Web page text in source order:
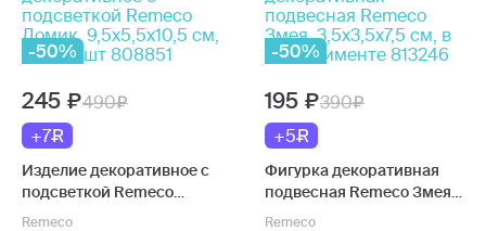
-50%
245
490
+7
Изделие декоративное с
подсветкой Remeco
Домик, 9,5х5,5х10,5 см,
Remeco
-50%
195
390
+5
Фигурка декоративная
подвесная Remeco Змея,
3,5х3,5х7,5 см, в
Remeco